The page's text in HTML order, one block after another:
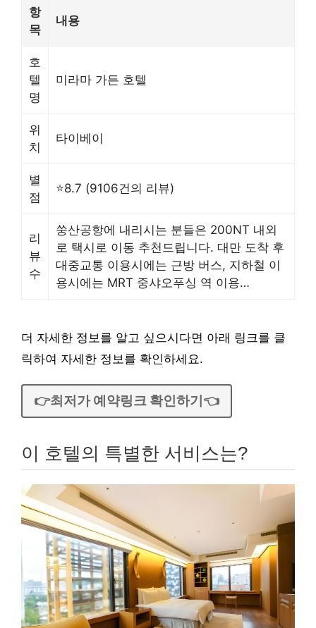
항
목
내용
호
텔
명
미라마 가든 호텔
위
치
타이베이
별
점
⭐8.7 (9106건의 리뷰)
리
뷰
수
쑹산공항에 내리시는 분들은 200NT 내외
로 택시로 이동 추천드립니다. 대만 도착 후
대중교통 이용시에는 근방 버스, 지하철 이
용시에는 MRT 중샤오푸싱 역 이용…
더 자세한 정보를 알고 싶으시다면 아래 링크를 클
릭하여 자세한 정보를 확인하세요.
👉최저가 예약링크 확인하기👈
이 호텔의 특별한 서비스는?